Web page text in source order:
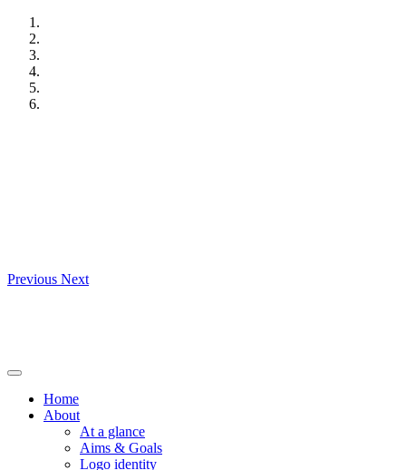
Skip
content
Previous Next
Home
About
At a glance
Aims & Goals
Logo identity